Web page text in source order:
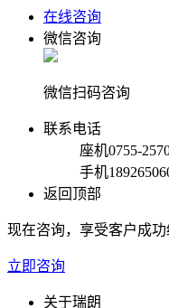
在线咨询
微信咨询
微信扫码咨询
联系电话
座机0755-
手机
返回顶部
现在咨询，享受客户成
立即咨询
关于瑞朗